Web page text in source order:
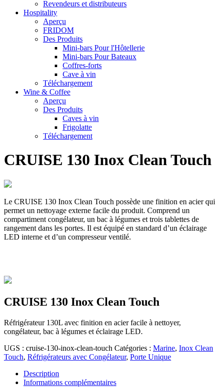
Revendeurs et distributeurs
Hospitality
Aperçu
FRIDOM
Des Produits
Mini-bars Pour l'Hôtellerie
Mini-bars Pour Bateaux
Coffres-forts
Cave à vin
Téléchargement
Wine & Coffee
Aperçu
Des Produits
Caves à vin
Frigolatte
Téléchargement
CRUISE 130 Inox Clean Touch
Le CRUISE 130 Inox Clean Touch possède une finition en acier qui
permet un nettoyage externe facile du produit. Comprend un
compartiment congélateur, un bac à légumes et trois tablettes de
rangement dans les portes. Il est équipé en standard d’un éclairage
LED interne et d’un compresseur ventilé.
CRUISE 130 Inox Clean Touch
Réfrigérateur 130L avec finition en acier facile à nettoyer,
congélateur, bac à légumes et éclairage LED.
UGS : cruise-130-inox-clean-touch Catégories : Marine, Inox Clean
Touch, Réfrigérateurs avec Congélateur, Porte Unique
Description
Informations complémentaires